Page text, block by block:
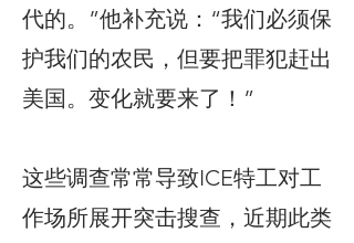
代的。”他补充说：“我们必须保
护我们的农民，但要把罪犯赶出
美国。变化就要来了！”
这些调查常常导致ICE特工对工
作场所展开突击搜查，近期此类